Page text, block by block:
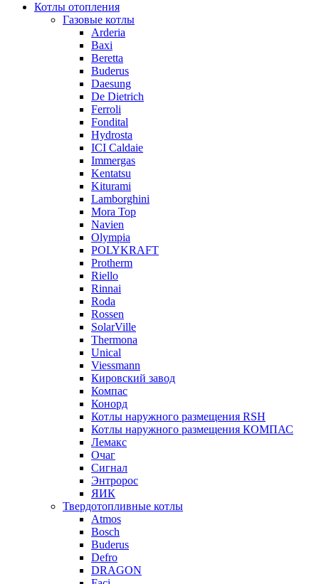
Котлы отопления
Газовые котлы
Arderia
Baxi
Beretta
Buderus
Daesung
De Dietrich
Ferroli
Fondital
Hydrosta
ICI Caldaie
Immergas
Kentatsu
Kiturami
Lamborghini
Mora Top
Navien
Olympia
POLYKRAFT
Protherm
Riello
Rinnai
Roda
Rossen
SolarVille
Thermona
Unical
Viessmann
Кировский завод
Компас
Конорд
Котлы наружного размещения RSH
Котлы наружного размещения КОМПАС
Лемакс
Очаг
Сигнал
Энтророс
ЯИК
Твердотопливные котлы
Atmos
Bosch
Buderus
Defro
DRAGON